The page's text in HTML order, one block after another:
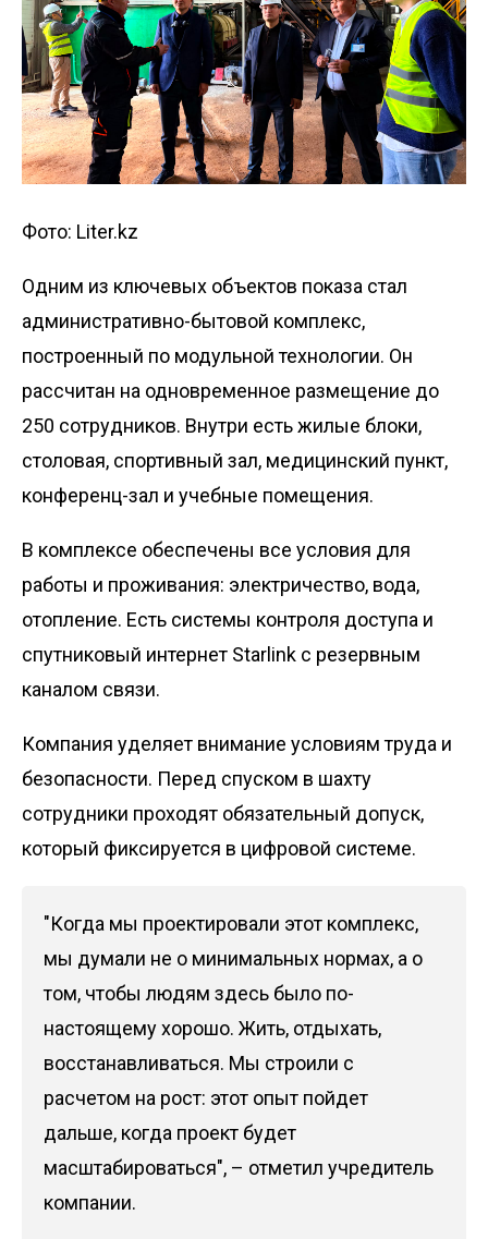
Фото: Liter.kz
Одним из ключевых объектов показа стал
административно-бытовой комплекс,
построенный по модульной технологии. Он
рассчитан на одновременное размещение до
250 сотрудников. Внутри есть жилые блоки,
столовая, спортивный зал, медицинский пункт,
конференц-зал и учебные помещения.
В комплексе обеспечены все условия для
работы и проживания: электричество, вода,
отопление. Есть системы контроля доступа и
спутниковый интернет Starlink с резервным
каналом связи.
Компания уделяет внимание условиям труда и
безопасности. Перед спуском в шахту
сотрудники проходят обязательный допуск,
который фиксируется в цифровой системе.
"Когда мы проектировали этот комплекс,
мы думали не о минимальных нормах, а о
том, чтобы людям здесь было по-
настоящему хорошо. Жить, отдыхать,
восстанавливаться. Мы строили с
расчетом на рост: этот опыт пойдет
дальше, когда проект будет
масштабироваться", – отметил учредитель
компании.